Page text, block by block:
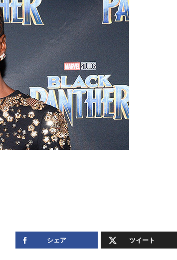
シェア ツイート